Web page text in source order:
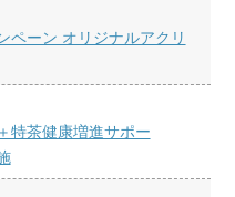
ペーン オリジナルアクリ
特茶健康増進サポー